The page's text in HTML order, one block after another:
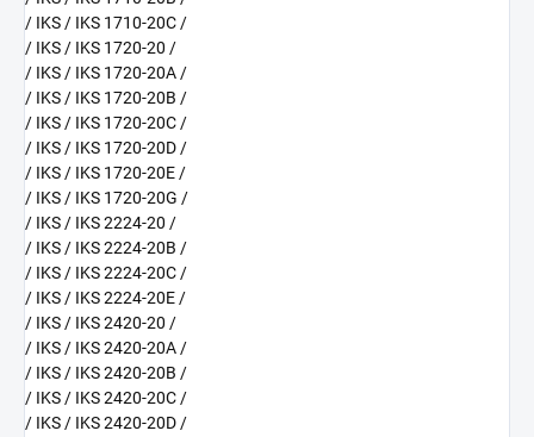
/ IKS / IKS 1710-20C /
/ IKS / IKS 1720-20 /
/ IKS / IKS 1720-20A /
/ IKS / IKS 1720-20B /
/ IKS / IKS 1720-20C /
/ IKS / IKS 1720-20D /
/ IKS / IKS 1720-20E /
/ IKS / IKS 1720-20G /
/ IKS / IKS 2224-20 /
/ IKS / IKS 2224-20B /
/ IKS / IKS 2224-20C /
/ IKS / IKS 2224-20E /
/ IKS / IKS 2420-20 /
/ IKS / IKS 2420-20A /
/ IKS / IKS 2420-20B /
/ IKS / IKS 2420-20C /
/ IKS / IKS 2420-20D /